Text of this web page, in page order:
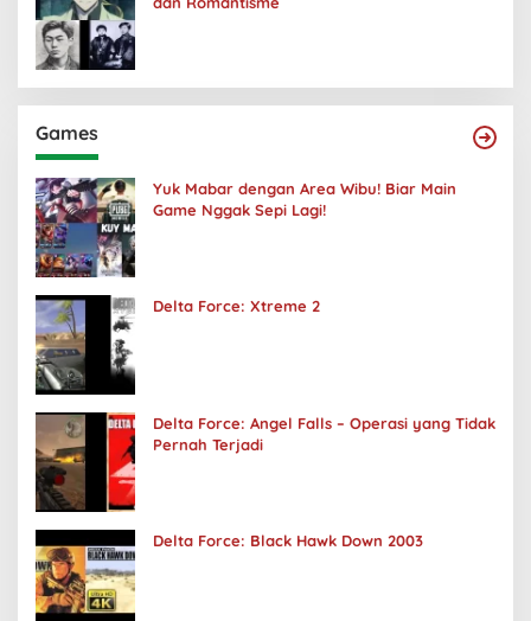
Games
Yuk Mabar dengan Area Wibu! Biar Main
Game Nggak Sepi Lagi!
Delta Force: Xtreme 2
Delta Force: Angel Falls – Operasi yang Tidak
Pernah Terjadi
Delta Force: Black Hawk Down 2003